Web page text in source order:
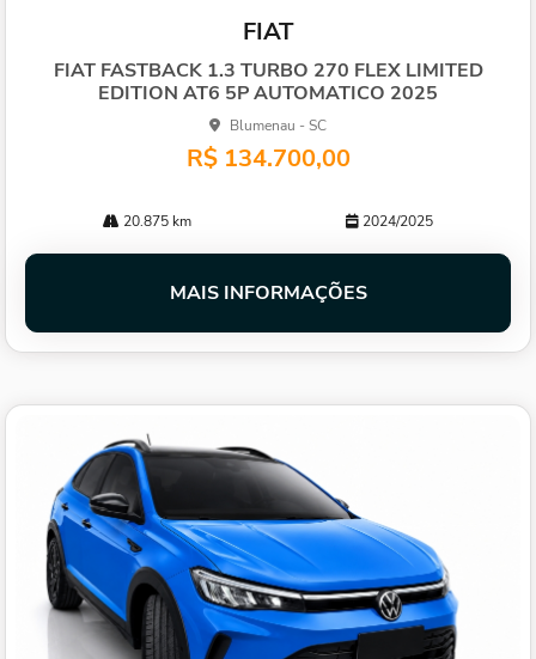
FIAT
FIAT FASTBACK 1.3 TURBO 270 FLEX LIMITED
EDITION AT6 5P AUTOMATICO 2025
Blumenau - SC
R$ 134.700,00
20.875 km 2024/2025
MAIS INFORMAÇÕES